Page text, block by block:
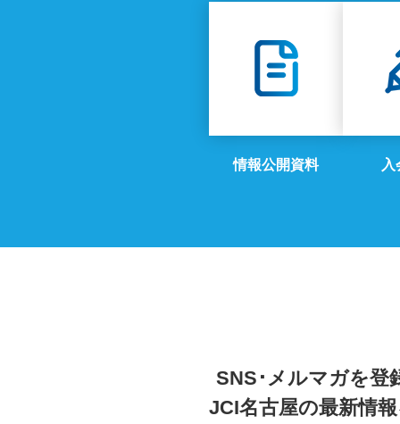
情報公開資料
SNS･メルマガを登
JCI名古屋の最新情